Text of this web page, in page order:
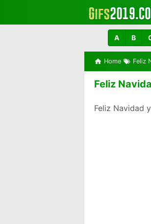
A B
Home Feliz
Feliz
Feliz Navidad